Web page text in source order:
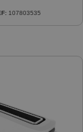
107803535